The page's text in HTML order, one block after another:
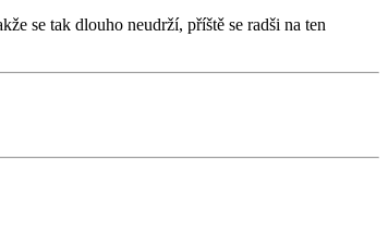
se tak dlouho neudrží, příště se radši na ten